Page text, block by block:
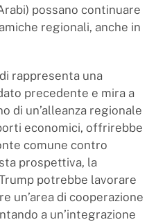
possano continuare
regionali, anche in
rappresenta una
precedente e mira a
di un’alleanza regionale
economici, offrirebbe
comune contro
prospettiva, la
potrebbe lavorare
un’area di cooperazione
a un’integrazione